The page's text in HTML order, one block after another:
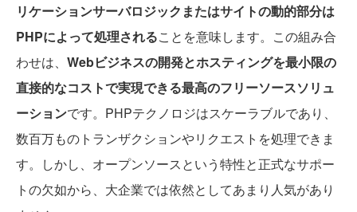
リケーションサーバロジックまたはサイトの動的部分は
PHPによって処理されることを意味します。この組み合
わせは、 Webビジネスの開発とホスティングを最小限の
直接的なコストで実現できる最高のフリーソースソリュ
ーションです。PHPテクノロジはスケーラブルであり、
数百万ものトランザクションやリクエストを処理できま
す。しかし、オープンソースという特性と正式なサポー
トの欠如から、大企業では依然としてあまり人気があり